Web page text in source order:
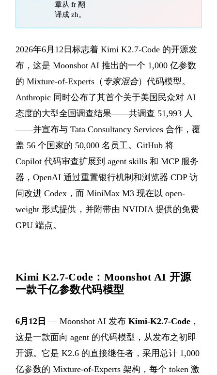
章从 fr 翻
译成 zh。
2026年6月12日标志着 Kimi K2.7-Code 的开源发
布，这是 Moonshot AI 推出的一个 1,000 亿参数
的 Mixture-of-Experts（ 专家混合）代码模型。
Anthropic 同时公布了其首个关于美国民众对 AI
态度的大型全国调查结果——共调查 51,993 人
——并宣布与 Tata Consultancy Services 合作，覆
盖 56 个国家的 50,000 名员工。GitHub 将
Copilot 代码审查扩展到 agent skills 和 MCP 服务
器，OpenAI 通过重置银行机制和浏览器 CDP 访
问改进 Codex，而 MiniMax M3 现在以 open-
weight 形式提供，并附带由 NVIDIA 提供的免费
GPU 端点。
Kimi K2.7-Code：Moonshot AI 开源
一款千亿参数代码模型
6月12日 — Moonshot AI 发布 Kimi-K2.7-Code ，
这是一款面向 agent 的代码模型，从发布之初即
开源。它是 K2.6 的直接继任者，采用总计 1,000
亿参数的 Mixture-of-Experts 架构，每个 token 激